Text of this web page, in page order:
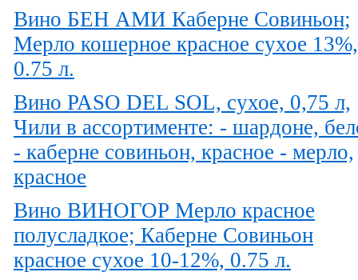
Вино БЕН АМИ Каберне Совиньон;
Мерло кошерное красное сухое 13%,
0.75 л.
Вино PASO DEL SOL, сухое, 0,75 л,
Чили в ассортименте: - шардоне,
- каберне совиньон, красное - мерло,
красное
Вино ВИНОГОР Мерло красное
полусладкое; Каберне Совиньон
красное сухое 10-12%, 0.75 л.